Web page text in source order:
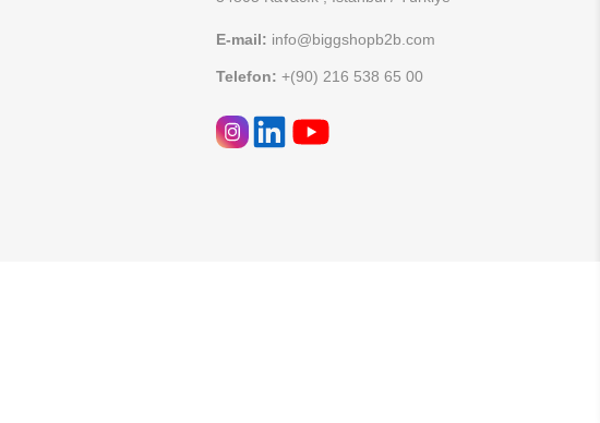
E-mail: info@biggshopb2b.com
Telefon: +(90) 216 538 65 00